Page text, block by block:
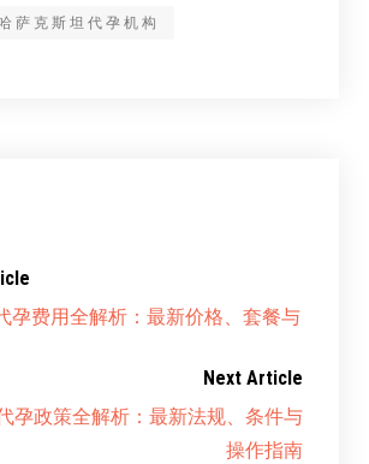
萨克斯坦代孕机构
孕费用全解析：最新价格、套餐与
Next Article
孕政策全解析：最新法规、条件与
操作指南